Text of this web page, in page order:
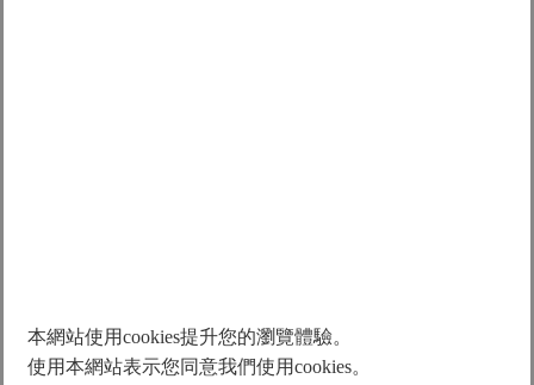
本網站使用cookies提升您的瀏覽體驗。
使用本網站表示您同意我們使用cookies。